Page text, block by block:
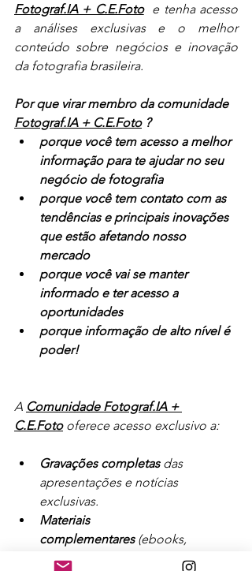
Fotograf.IA + C.E.Foto e tenha acesso
a análises exclusivas e o melhor
conteúdo sobre negócios e inovação
da fotografia brasileira.
Por que virar membro da comunidade
Fotograf.IA + C.E.Foto ?
porque você tem acesso a melhor
informação para te ajudar no seu
negócio de fotografia
porque você tem contato com as
tendências e principais inovações
que estão afetando nosso
mercado
porque você vai se manter
informado e ter acesso a
oportunidades
porque informação de alto nível é
poder!
A Comunidade Fotograf.IA +
C.E.Foto oferece acesso exclusivo a:
Gravações completas das
apresentações e notícias
exclusivas.
Materiais
complementares (ebooks,
notícias, testes e mais).